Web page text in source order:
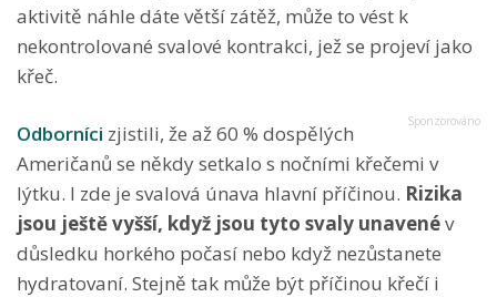
aktivitě náhle dáte větší zátěž, může to vést k
nekontrolované svalové kontrakci, jež se projeví jako
křeč.
Odborníci zjistili, že až 60 % dospělých
Američanů se někdy setkalo s nočními křečemi v
lýtku. I zde je svalová únava hlavní příčinou. Rizika
jsou ještě vyšší, když jsou tyto svaly unavenév
důsledku horkého počasí nebo když nezůstanete
hydratovaní. Stejně tak může být příčinou křečí i